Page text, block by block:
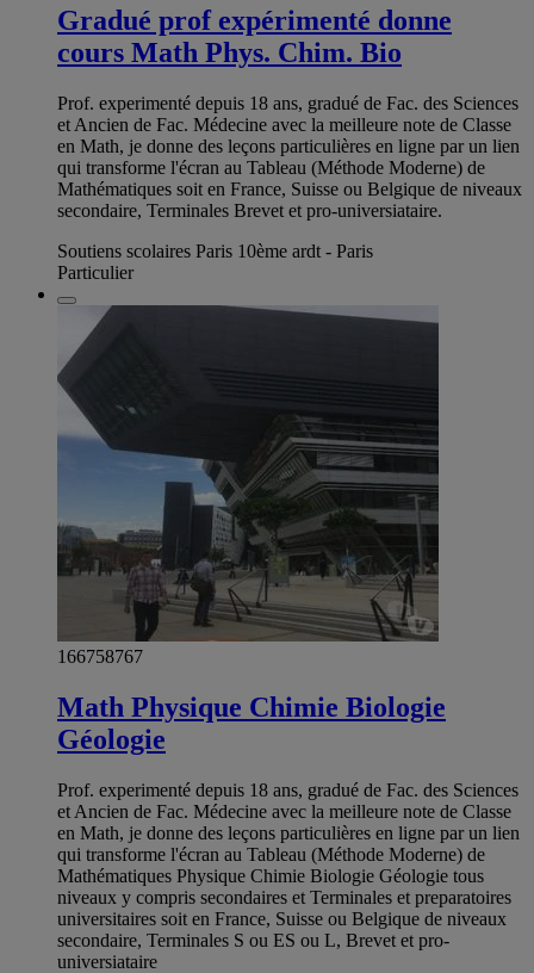
Gradué prof expérimenté donne
cours Math Phys. Chim. Bio
Prof. experimenté depuis 18 ans, gradué de Fac. des Sciences
et Ancien de Fac. Médecine avec la meilleure note de Classe
en Math, je donne des leçons particulières en ligne par un lien
qui transforme l'écran au Tableau (Méthode Moderne) de
Mathématiques soit en France, Suisse ou Belgique de niveaux
secondaire, Terminales Brevet et pro-universiataire.
Soutiens scolaires Paris 10ème ardt - Paris
Particulier
166758767
Math Physique Chimie Biologie
Géologie
Prof. experimenté depuis 18 ans, gradué de Fac. des Sciences
et Ancien de Fac. Médecine avec la meilleure note de Classe
en Math, je donne des leçons particulières en ligne par un lien
qui transforme l'écran au Tableau (Méthode Moderne) de
Mathématiques Physique Chimie Biologie Géologie tous
niveaux y compris secondaires et Terminales et preparatoires
universitaires soit en France, Suisse ou Belgique de niveaux
secondaire, Terminales S ou ES ou L, Brevet et pro-
universiataire